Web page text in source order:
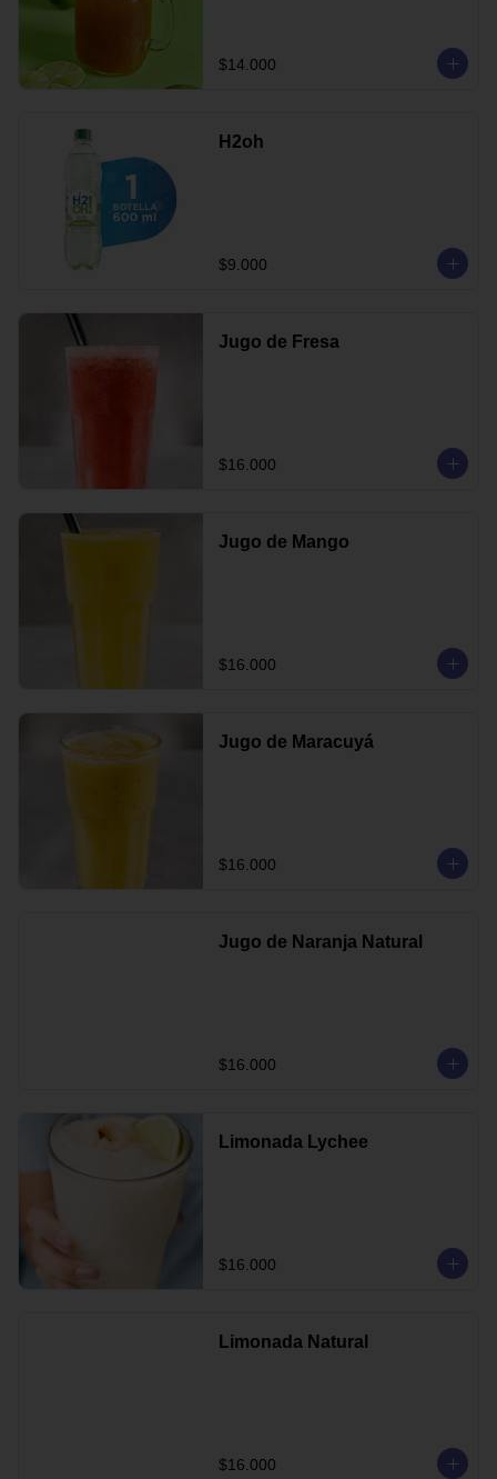
$14.000
H2oh
$9.000
Jugo de Fresa
$16.000
Jugo de Mango
$16.000
Jugo de Maracuyá
$16.000
Jugo de Naranja Natural
$16.000
Limonada Lychee
$16.000
Limonada Natural
$16.000